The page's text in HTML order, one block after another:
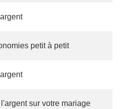
petit à petit
sur votre mariage